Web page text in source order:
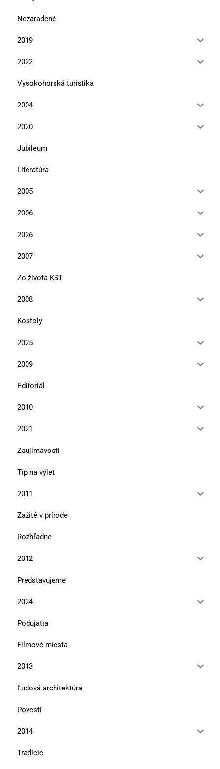
Nezaradené
2019
2022
Vysokohorská turistika
2004
2020
Jubileum
Literatúra
2005
2006
2026
2007
Zo života KST
2008
Kostoly
2025
2009
Editoriál
2010
2021
Zaujímavosti
Tip na výlet
2011
Zažité v prírode
Rozhľadne
2012
Predstavujeme
2024
Podujatia
Filmové miesta
2013
Ľudová architektúra
Povesti
2014
Tradície